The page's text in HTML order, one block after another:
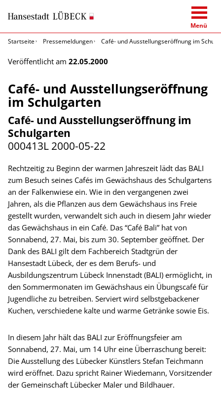
Menü
Startseite
Pressemeldungen Café- und Ausstellungseröffnung im
Veröffentlicht am 22.05.2000
Café- und Ausstellungseröffnung
im Schulgarten
Café- und Ausstellungseröffnung im
Schulgarten
000413L 2000-05-22
Rechtzeitig zu Beginn der warmen Jahreszeit lädt das BALI
zum Besuch seines Cafés im Gewächshaus des Schulgartens
an der Falkenwiese ein. Wie in den vergangenen zwei
Jahren, als die Pflanzen aus dem Gewächshaus ins Freie
gestellt wurden, verwandelt sich auch in diesem Jahr wieder
das Gewächshaus in ein Café. Das “Café Bali” hat von
Sonnabend, 27. Mai, bis zum 30. September geöffnet. Der
Dank des BALI gilt dem Fachbereich Stadtgrün der
Hansestadt Lübeck, der es dem Berufs- und
Ausbildungszentrum Lübeck Innenstadt (BALI) ermöglicht, in
den Sommermonaten im Gewächshaus ein Übungscafé für
Jugendliche zu betreiben. Serviert wird selbstgebackener
Kuchen, verschiedene kalte und warme Getränke sowie Eis.
In diesem Jahr hält das BALI zur Eröffnungsfeier am
Sonnabend, 27. Mai, um 14 Uhr eine Überraschung bereit:
Die Ausstellung des Lübecker Künstlers Stefan Teichmann
wird eröffnet. Dazu spricht Rainer Wiedemann, Vorsitzender
der Gemeinschaft Lübecker Maler und Bildhauer.